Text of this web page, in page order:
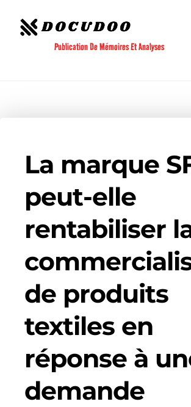
contenu
Publication De Mémoires Et Analyses
La marque
peut-elle
rentabiliser
de produits
textiles en
réponse à
demande